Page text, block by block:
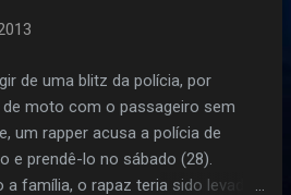
de uma blitz da polícia, por
moto com o passageiro sem
um rapper acusa a polícia de
e prendê-lo no sábado (28).
a família, o rapaz teria sido levado